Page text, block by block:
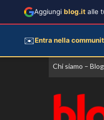
Vai
Chi siamo –
Aggiungi blog.it alle
✉️Entra nella